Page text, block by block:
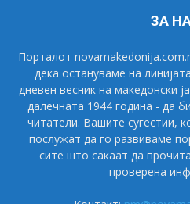
ЗА
Порталот
дека остануваме на
дневен весник на македонски
далечната 1944 година - да
читатели. Вашите сугестии,
послужат да го развиваме
сите што сакаат да
проверена